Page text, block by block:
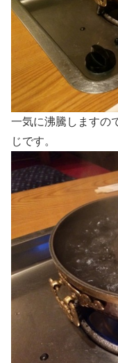
一気に沸騰しますの
じです。